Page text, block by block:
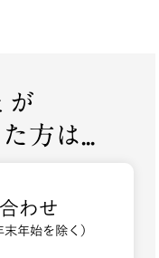
が
方は...
わせ
年始を除く）